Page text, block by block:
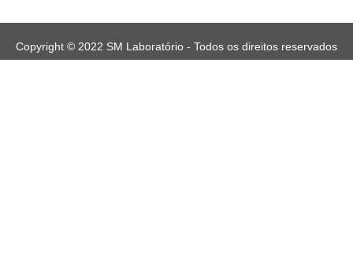
Copyright © 2022 SM Laboratório - Todos os direitos reservados